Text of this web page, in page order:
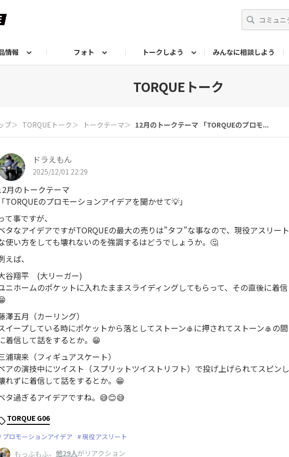
情報 フォト トークしよう みんなに相談しよう
TORQUEトーク
プ＞ TORQUEトーク ＞ トークテーマ＞ 12月のトークテーマ 「TORQUEのプロモ...
ドラえもん
2025/12/01 22:29
月のトークテーマ
「TORQUEのプロモーションアイデアを聞かせて💡」
て事ですが、
タなアイデアですがTORQUEの最大の売りは”タフ”な事なので、現役アスリー
使い方をしても壊れないのを強調するはどうでしょうか。🤔
えば、
谷翔平 (大リーガー)
ニホームのポケットに入れたままスライディングしてもらって、その直後に着信
澤五月（カーリング）
イープしている時にポケットから落としてストーン🥌に押されてストーン🥌の
着信して話をするとか。😁
浦璃来（フィギュアスケート）
アの演技中にツイスト（スプリットツイストリフト）で投げ上げられてスピン
れずに着信して話をするとか。😁
タ過ぎるアイデアですね。😅😊😅
TORQUE G06
プロモーションアイデア 現役アスリート
もっふもふ、 他29人がリアクション